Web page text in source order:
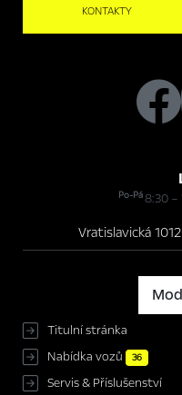
KONTAKTY
Po-Pá8:30 –
Vratislavická 1012
Titulní stránka
Nabídka vozů
36
Servis & Příslušenství